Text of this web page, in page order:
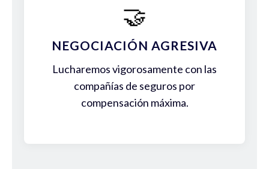
🤝
NEGOCIACIÓN AGRESIVA
Lucharemos vigorosamente con las
compañías de seguros por
compensación máxima.